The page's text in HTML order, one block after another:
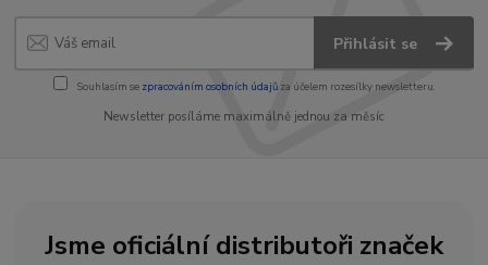
Přihlásit se
Souhlasím se zpracováním osobních údajůza účelem rozesílky newsletteru.
Newsletter posíláme maximálně jednou za měsíc
Jsme oficiální distributoři značek